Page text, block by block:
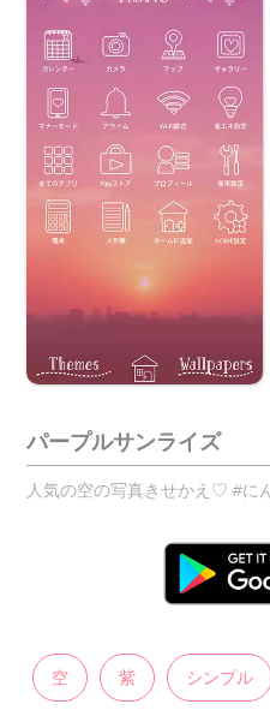
パープルサンライズ
人気の空の写真きせかえ♡ #に
空 紫 シンプル